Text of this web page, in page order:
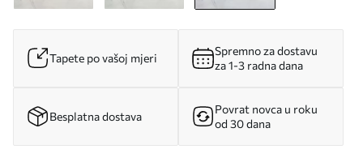
Tapete po vašoj mjeri
Spremno za dostavu
za 1-3 radna dana
Besplatna dostava
Povrat novca u roku
od 30 dana